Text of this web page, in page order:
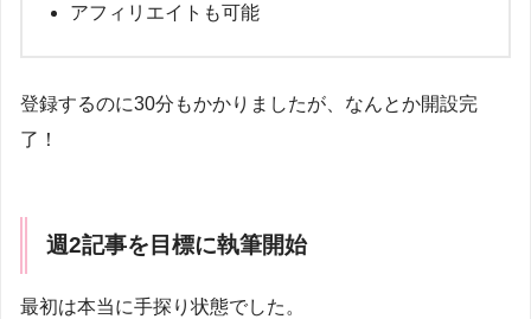
アフィリエイトも可能
登録するのに30分もかかりましたが、なんとか開設完
了！
週2記事を目標に執筆開始
最初は本当に手探り状態でした。